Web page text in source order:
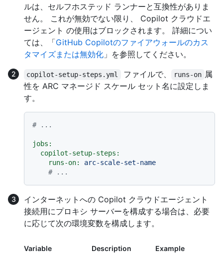
ルは、セルフホステッド ランナーと互換性がありま
せん。 これが無効でない限り、 Copilot クラウドエ
ージェント の使用はブロックされます。 詳細につい
ては、「GitHub Copilotのファイアウォールのカス
タマイズまたは無効化 」を参照してください。
copilot-setup-steps.yml ファイルで、 runs-on 属
性を ARC マネージド スケール セット名に設定しま
す。
# ...
jobs:
copilot-setup-steps:
runs-on:
arc-scale-set-name
# ...
インターネットへの Copilot クラウドエージェント
接続用にプロキシ サーバーを構成する場合は、必要
に応じて次の環境変数を構成します。
Variable Description Example